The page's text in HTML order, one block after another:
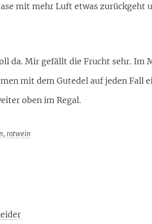
mit mehr Luft etwas zurückgeht
da. Mir gefällt die Frucht sehr. Im
mit dem Gutedel auf jeden Fall
oben im Regal.
, rotwein